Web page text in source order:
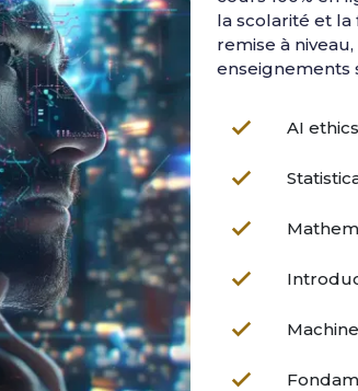
la scolarité et la
remise à
enseignements
AI